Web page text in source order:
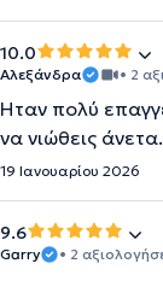
10.0
Αλεξάνδρα • 2
Ήταν πολύ
να νιώθεις άνετα.
19 Ιανουαρίου 2026
9.6
Garry • 2